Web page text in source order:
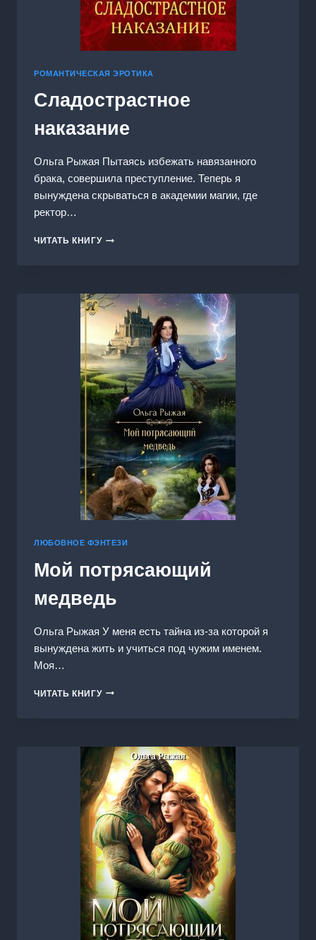
РОМАНТИЧЕСКАЯ ЭРОТИКА
Сладострастное
наказание
Ольга Рыжая Пытаясь избежать навязанного
брака, совершила преступление. Теперь я
вынуждена скрываться в академии магии, где
ректор…
ЧИТАТЬ КНИГУСЛАДОСТРАСТНОЕ
ЛЮБОВНОЕ ФЭНТЕЗИ
Мой потрясающий
медведь
Ольга Рыжая У меня есть тайна из-за которой я
вынуждена жить и учиться под чужим именем.
Моя…
ЧИТАТЬ КНИГУМОЙ